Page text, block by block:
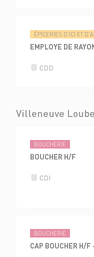
ÉPICERIES D'ICI ET
EMPLOYE DE
CDD
Villeneuve
BOUCHERIE
BOUCHER H/F
CDI
BOUCHERIE
CAP BOUCHER H/F